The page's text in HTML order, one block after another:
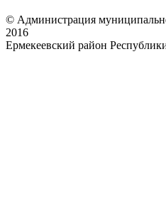
© Администрация
2016
Ермекеевский район